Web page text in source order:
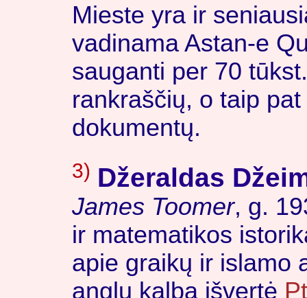
Mieste yra ir
vadinama Astan-e
sauganti per 70
rankraščių, o taip
dokumentų.
3) Džeraldas
James Toomer, g.
ir matematikos
apie graikų ir islamo
anglų kalbą išvertė